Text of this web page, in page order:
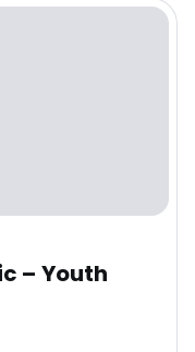
– Youth